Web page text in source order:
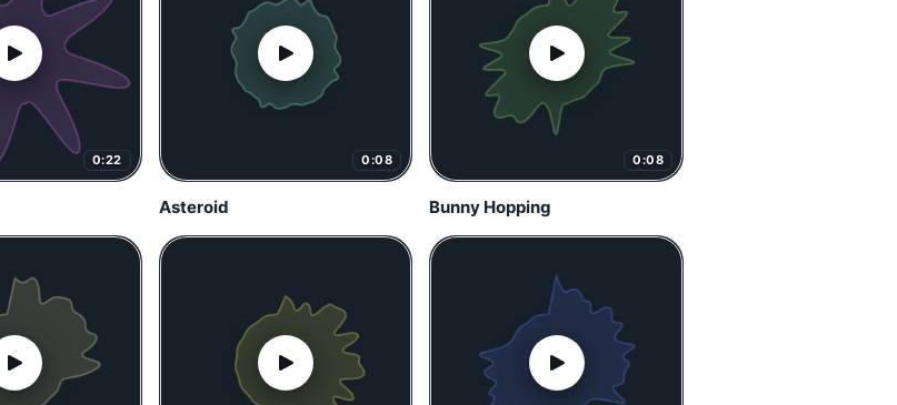
0:22 0:08
Asteroid
0:08
Bunny Hopping